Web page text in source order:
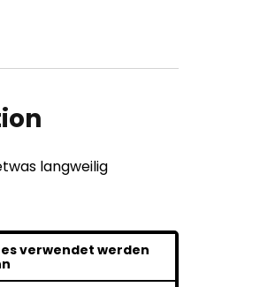
langweilig
verwendet werden